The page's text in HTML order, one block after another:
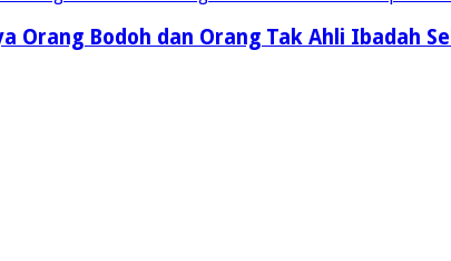
Orang Bodoh dan Orang Tak Ahli Ibadah